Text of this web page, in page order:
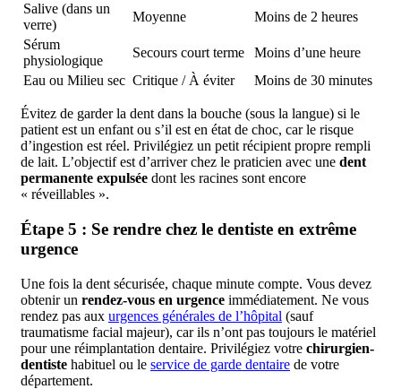
Salive (dans un
verre)
Moyenne
Moins de 2 heures
Sérum
physiologique
Secours court terme
Moins d’une heure
Eau ou Milieu sec Critique / À éviter Moins de 30 minutes
Évitez de garder la dent dans la bouche (sous la langue) si le
patient est un enfant ou s’il est en état de choc, car le risque
d’ingestion est réel. Privilégiez un petit récipient propre rempli
de lait. L’objectif est d’arriver chez le praticien avec une dent
permanente expulsée dont les racines sont encore
« réveillables ».
Étape 5 : Se rendre chez le dentiste en extrême
urgence
Une fois la dent sécurisée, chaque minute compte. Vous devez
obtenir un rendez-vous en urgence immédiatement. Ne vous
rendez pas aux urgences générales de l’hôpital (sauf
traumatisme facial majeur), car ils n’ont pas toujours le matériel
pour une réimplantation dentaire. Privilégiez votre chirurgien-
dentiste habituel ou le service de garde dentaire de votre
département.